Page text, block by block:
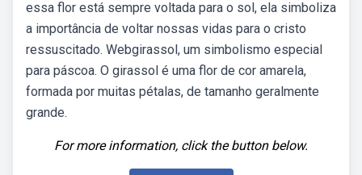
essa flor está sempre voltada para o sol, ela simboliza
a importância de voltar nossas vidas para o cristo
ressuscitado. Webgirassol, um simbolismo especial
para páscoa. O girassol é uma flor de cor amarela,
formada por muitas pétalas, de tamanho geralmente
grande.
For more information, click the button below.